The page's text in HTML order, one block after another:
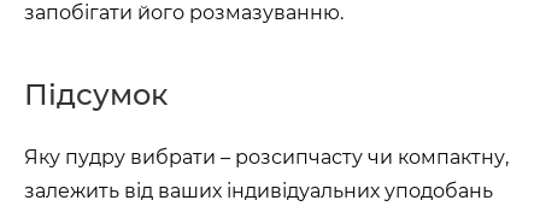
запобігати його розмазуванню.
Підсумок
Яку пудру вибрати – розсипчасту чи компактну,
залежить від ваших індивідуальних уподобань